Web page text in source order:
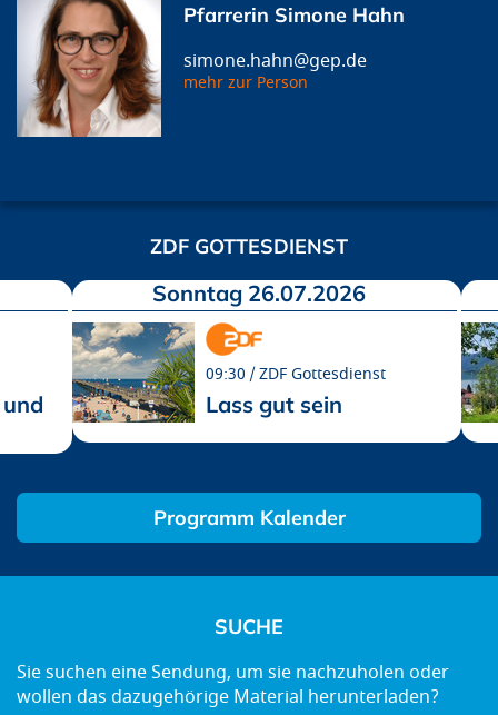
Pfarrerin Simone Hahn
simone.hahn@gep.de
mehr zur Person
ZDF GOTTESDIENST
Sonntag 26.07.2026
09:30 ZDF Gottesdienst
Lass gut sein
Programm Kalender
SUCHE